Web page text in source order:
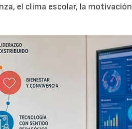
el clima escolar, la motivación